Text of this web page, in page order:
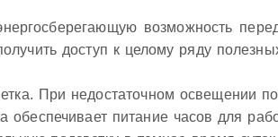
возможность
доступ к целому ряду
При недостаточном освещении
питание часов для